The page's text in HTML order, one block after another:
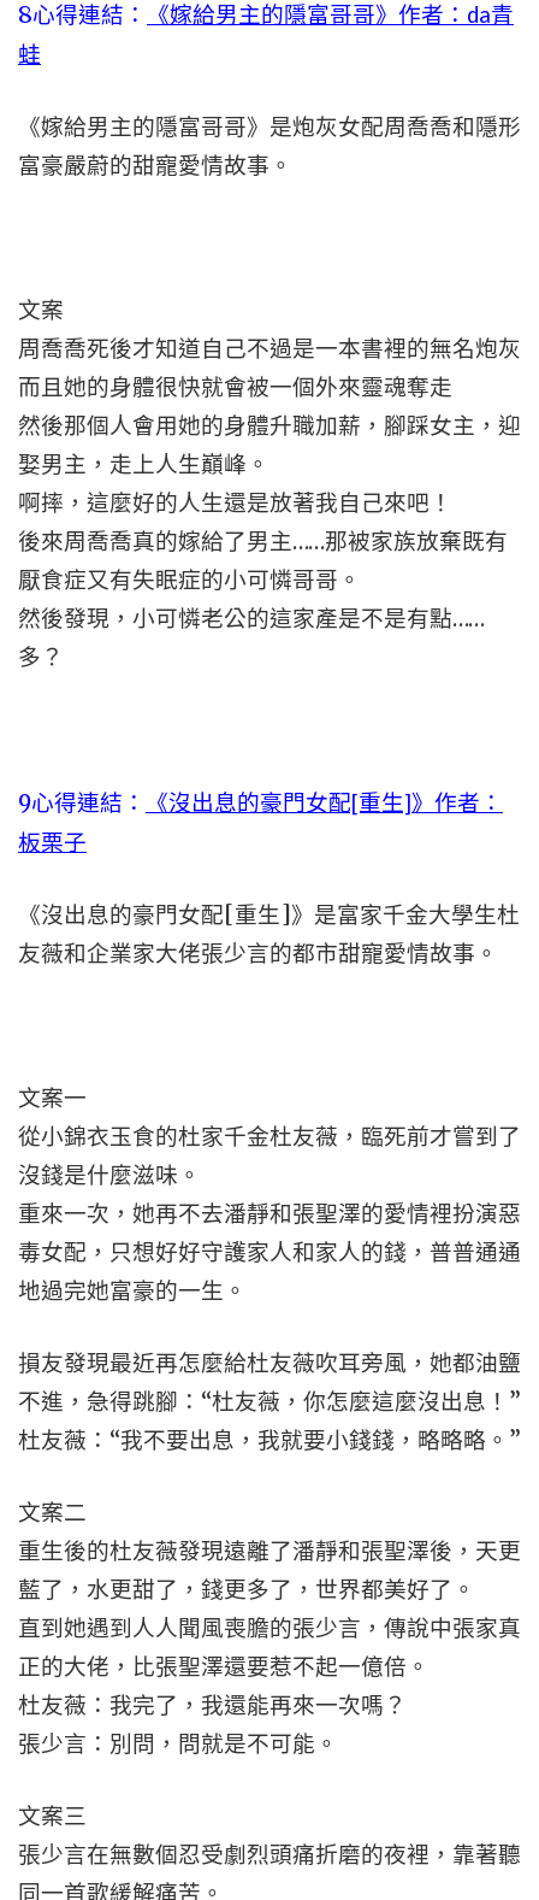
8心得連結：
《嫁給男主的隱富哥哥》作者：da青
蛙
《嫁給男主的隱富哥哥》是炮灰女配周喬喬和隱形
富豪嚴蔚的甜寵愛情故事。
文案
周喬喬死後才知道自己不過是一本書裡的無名炮灰
而且她的身體很快就會被一個外來靈魂奪走
然後那個人會用她的身體升職加薪，腳踩女主，迎
娶男主，走上人生巔峰。
啊摔，這麼好的人生還是放著我自己來吧！
後來周喬喬真的嫁給了男主……那被家族放棄既有
厭食症又有失眠症的小可憐哥哥。
然後發現，小可憐老公的這家產是不是有點……
多？
9心得連結：
《沒出息的豪門女配[重生]》作者：
板栗子
《沒出息的豪門女配[重生]》是富家千金大學生杜
友薇和企業家大佬張少言的都市甜寵愛情故事。
文案一
從小錦衣玉食的杜家千金杜友薇，臨死前才嘗到了
沒錢是什麼滋味。
重來一次，她再不去潘靜和張聖澤的愛情裡扮演惡
毒女配，只想好好守護家人和家人的錢，普普通通
地過完她富豪的一生。
損友發現最近再怎麼給杜友薇吹耳旁風，她都油鹽
不進，急得跳腳：“杜友薇，你怎麼這麼沒出息！”
杜友薇：“我不要出息，我就要小錢錢，略略略。”
文案二
重生後的杜友薇發現遠離了潘靜和張聖澤後，天更
藍了，水更甜了，錢更多了，世界都美好了。
直到她遇到人人聞風喪膽的張少言，傳說中張家真
正的大佬，比張聖澤還要惹不起一億倍。
杜友薇：我完了，我還能再來一次嗎？
張少言：別問，問就是不可能。
文案三
張少言在無數個忍受劇烈頭痛折磨的夜裡，靠著聽
同一首歌緩解痛苦。